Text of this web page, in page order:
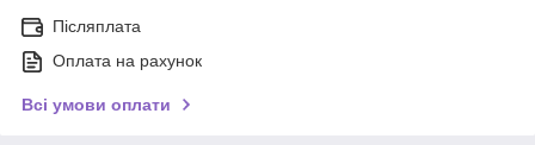
Післяплата
Оплата на рахунок
Всі умови оплати